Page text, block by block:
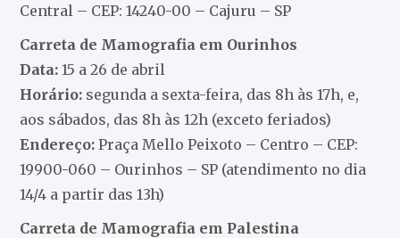
Central – CEP: 14240-00 – Cajuru – SP
Carreta de Mamografia em Ourinhos
Data: 15 a 26 de abril
Horário: segunda a sexta-feira, das 8h às 17h, e,
aos sábados, das 8h às 12h (exceto feriados)
Endereço: Praça Mello Peixoto – Centro – CEP:
19900-060 – Ourinhos – SP (atendimento no dia
14/4 a partir das 13h)
Carreta de Mamografia em Palestina